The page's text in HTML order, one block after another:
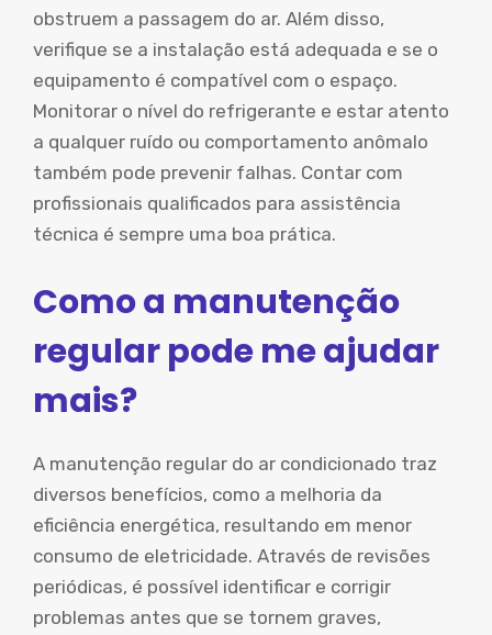
obstruem a passagem do ar. Além disso,
verifique se a instalação está adequada e se o
equipamento é compatível com o espaço.
Monitorar o nível do refrigerante e estar atento
a qualquer ruído ou comportamento anômalo
também pode prevenir falhas. Contar com
profissionais qualificados para assistência
técnica é sempre uma boa prática.
Como a manutenção
regular pode me ajudar
mais?
A manutenção regular do ar condicionado traz
diversos benefícios, como a melhoria da
eficiência energética, resultando em menor
consumo de eletricidade. Através de revisões
periódicas, é possível identificar e corrigir
problemas antes que se tornem graves,